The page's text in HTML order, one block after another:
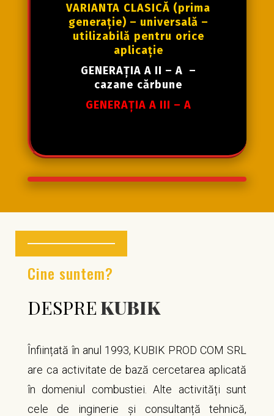
VARIANTA CLASICĂ (prima
generație) – universală –
utilizabilă pentru orice
aplicație
GENERAȚIA A II – A –
cazane cărbune
GENERAȚIA A III – A
Cine suntem?
DESPRE KUBIK
Înființată în anul 1993, KUBIK PROD COM SRL
are ca activitate de bază cercetarea aplicată
în domeniul combustiei. Alte activități sunt
cele de inginerie și consultanță tehnică,